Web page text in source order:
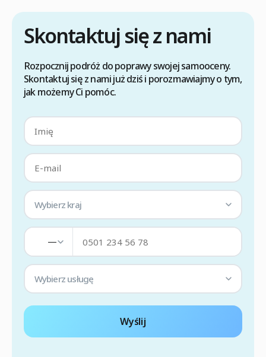
Skontaktuj się z nami
Rozpocznij podróż do poprawy swojej samooceny.
Skontaktuj się z nami już dziś i porozmawiajmy o tym,
jak możemy Ci pomóc.
Wybierz kraj
—
Wybierz usługę
Wyślij